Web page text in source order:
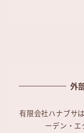
外
有限会社ハナブサ
ーデン・エ